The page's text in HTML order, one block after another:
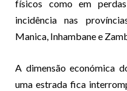
físicos como em
incidência nas
Manica, Inhambane e
A dimensão económica
uma estrada fica